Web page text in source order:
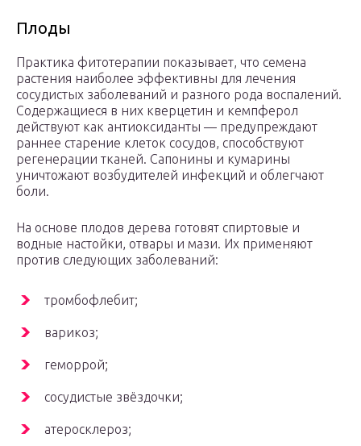
Плоды
Практика фитотерапии показывает, что семена
растения наиболее эффективны для лечения
сосудистых заболеваний и разного рода воспалений.
Содержащиеся в них кверцетин и кемпферол
действуют как антиоксиданты — предупреждают
раннее старение клеток сосудов, способствуют
регенерации тканей. Сапонины и кумарины
уничтожают возбудителей инфекций и облегчают
боли.
На основе плодов дерева готовят спиртовые и
водные настойки, отвары и мази. Их применяют
против следующих заболеваний:
тромбофлебит;
варикоз;
геморрой;
сосудистые звёздочки;
атеросклероз;